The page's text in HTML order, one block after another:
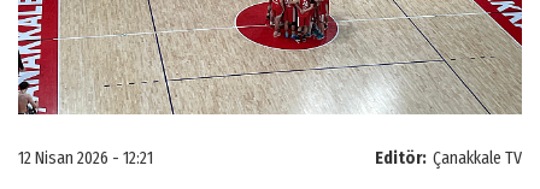
Editör: Çanakkale TV
12 Nisan 2026 - 12:21